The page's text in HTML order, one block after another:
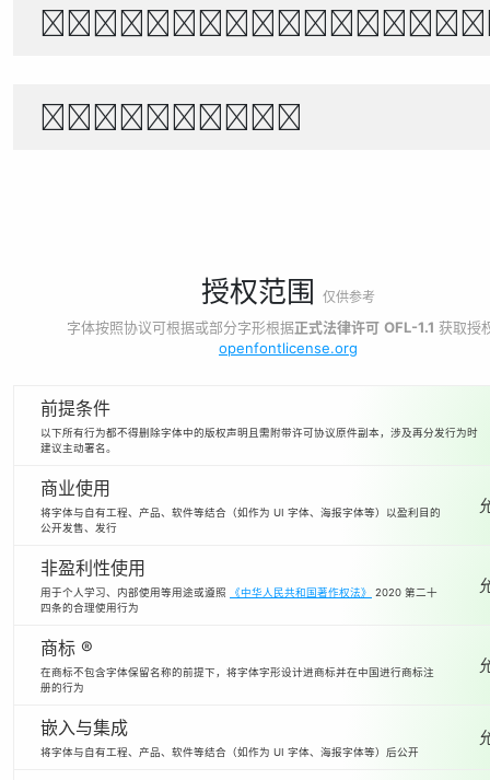
Θέλει αρετή και
1234567890
授权范围 仅供参考
字体按照协议可根据或部分字形根据正式法律许可 OFL-1.1 获取授
openfontlicense.org
前提条件
以下所有行为都不得删除字体中的版权声明且需附带许可协议原件副本，涉及再分发行为时
建议主动署名。
商业使用
将字体与自有工程、产品、软件等结合（如作为 UI 字体、海报字体等）以盈利目的
公开发售、发行
非盈利性使用
用于个人学习、内部使用等用途或遵照 《中华人民共和国著作权法》
2020 第二十
四条的合理使用行为
商标 ®
在商标不包含字体保留名称的前提下，将字体字形设计进商标并在中国进行商标注
册的行为
嵌入与集成
将字体与自有工程、产品、软件等结合（如作为 UI 字体、海报字体等）后公开